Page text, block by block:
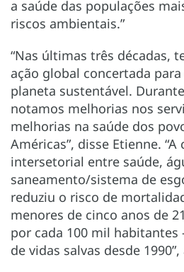
a saúde das populações
riscos ambientais.”
“Nas últimas três décadas,
ação global concertada
planeta sustentável.
notamos melhorias nos
melhorias na saúde dos
Américas”, disse Etienne. “A
intersetorial entre saúde,
saneamento/sistema de
reduziu o risco de
menores de cinco anos de
por cada 100 mil habitantes
de vidas salvas desde